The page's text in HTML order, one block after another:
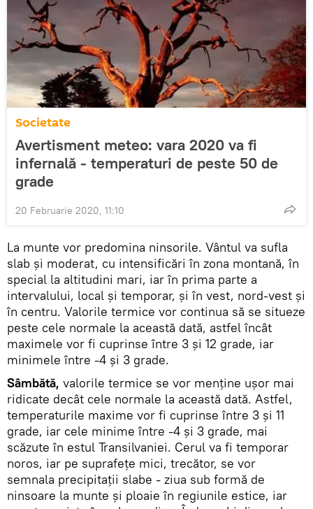
Societate
Avertisment meteo: vara 2020 va fi
infernală - temperaturi de peste 50 de
grade
20 Februarie 2020, 11:10
La munte vor predomina ninsorile. Vântul va sufla
slab și moderat, cu intensificări în zona montană, în
special la altitudini mari, iar în prima parte a
intervalului, local și temporar, și în vest, nord-vest și
în centru. Valorile termice vor continua să se situeze
peste cele normale la această dată, astfel încât
maximele vor fi cuprinse între 3 și 12 grade, iar
minimele între -4 și 3 grade.
Sâmbătă, valorile termice se vor menține ușor mai
ridicate decât cele normale la această dată. Astfel,
temperaturile maxime vor fi cuprinse între 3 și 11
grade, iar cele minime între -4 și 3 grade, mai
scăzute în estul Transilvaniei. Cerul va fi temporar
noros, iar pe suprafețe mici, trecător, se vor
semnala precipitații slabe - ziua sub formă de
ninsoare la munte și ploaie în regiunile estice, iar